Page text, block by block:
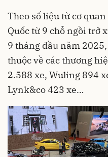
Theo số liệu từ cơ
Quốc từ 9 chỗ ngồi trở
9 tháng đầu năm
thuộc về các thương
2.588 xe, Wuling 894
Lynk&co 423 xe…